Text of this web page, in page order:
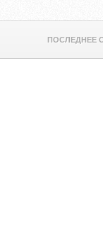
ПОСЛЕДНЕЕ